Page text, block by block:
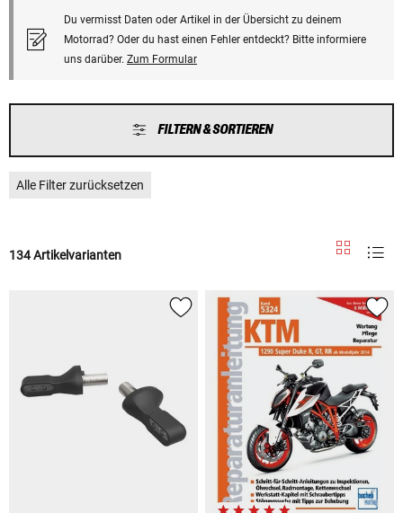
Du vermisst Daten oder Artikel in der Übersicht zu deinem
Motorrad? Oder du hast einen Fehler entdeckt? Bitte informiere
uns darüber. Zum Formular
FILTERN & SORTIEREN
Alle Filter zurücksetzen
134 Artikelvarianten